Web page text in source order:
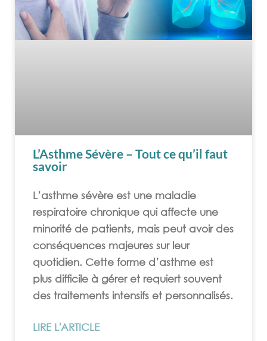
L’Asthme Sévère – Tout ce qu’il faut
savoir
L’asthme sévère est une maladie
respiratoire chronique qui affecte une
minorité de patients, mais peut avoir des
conséquences majeures sur leur
quotidien. Cette forme d’asthme est
plus difficile à gérer et requiert souvent
des traitements intensifs et personnalisés.
LIRE L'ARTICLE